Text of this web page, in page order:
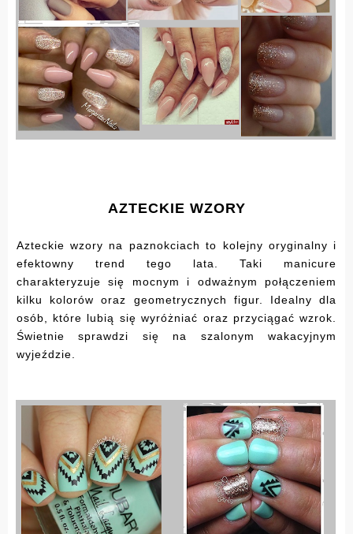
AZTECKIE WZORY
Azteckie wzory na paznokciach to kolejny oryginalny i
efektowny trend tego lata. Taki manicure
charakteryzuje się mocnym i odważnym połączeniem
kilku kolorów oraz geometrycznych figur. Idealny dla
osób, które lubią się wyróżniać oraz przyciągać wzrok.
Świetnie sprawdzi się na szalonym wakacyjnym
wyjeździe.